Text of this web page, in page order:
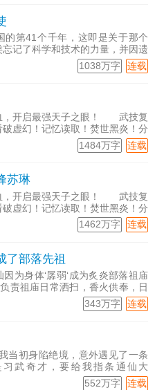
的第41个千年，这即是关于那个
记了科学和技术的力量，并因遗
重拾它们。人类也忘记了进步与
残酷而黑暗的未来只有战争。群
连载
1038万字
，开启最强天子之眼！ 武技复
虚幻！记忆读取！焚世黑炎！分
碎！无限视界！时间静止！……
“我凭这双眼，敢叫天地颤栗！”
连载
1484万字
苏琳
，开启最强天子之眼！ 武技复
虚幻！记忆读取！焚世黑炎！分
！无限视界！时间静止！……
“我凭这双眼，敢叫天地颤栗！”
连载
1462万字
了部落先祖
为身体‘孱弱‘成为炙炎部落祖庙
责祖庙日常洒扫，香火供奉，日
连载
343万字
当初身陷绝境，意外遇见了一条
武奇才，要给我指条通仙大
连载
552万字